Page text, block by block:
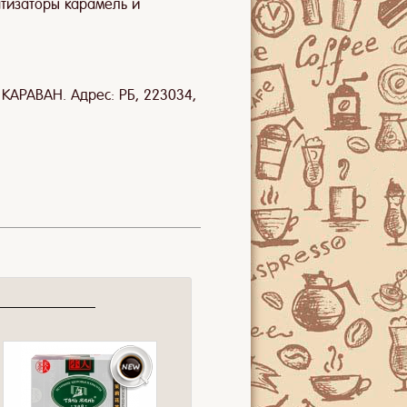
карамель и
Адрес: РБ, 223034,